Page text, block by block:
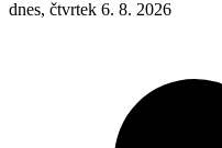
dnes, čtvrtek 6. 8. 2026